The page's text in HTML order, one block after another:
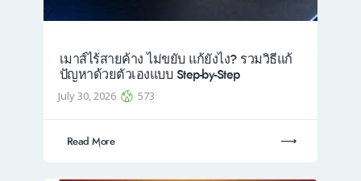
เมาส์ไร้สายค้าง ไม่ขยับ แก้ยังไง? รวมวิธีแก้
ปัญหาด้วยตัวเองแบบ Step-by-Step
July 30, 2026 573
Read More